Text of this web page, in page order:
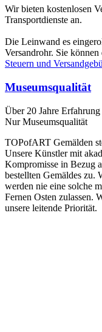
Wir bieten kostenlosen
Transportdienste an.
Die Leinwand es
Versandrohr. Sie
Steuern und
Museumsqualität
Über 20 Jahre Erfahrung
Nur Museumsqualität
TOPofART Gemälden
Unsere Künstler mit
Kompromisse in Bezug
bestellten Gemäldes zu.
werden nie eine solche
Fernen Osten zulassen.
unsere leitende Priorität.